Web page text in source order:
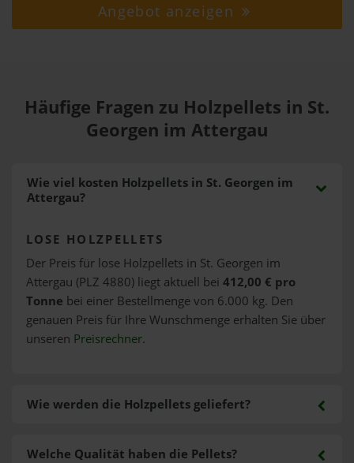
Angebot anzeigen
Häufige Fragen zu Holzpellets in St.
Georgen im Attergau
Wie viel kosten Holzpellets in St. Georgen im
Attergau?
LOSE HOLZPELLETS
Der Preis für lose Holzpellets in St. Georgen im
Attergau (PLZ 4880) liegt aktuell bei 412,00 € pro
Tonne bei einer Bestellmenge von 6.000 kg. Den
genauen Preis für Ihre Wunschmenge erhalten Sie über
unseren Preisrechner.
Wie werden die Holzpellets geliefert?
Welche Qualität haben die Pellets?